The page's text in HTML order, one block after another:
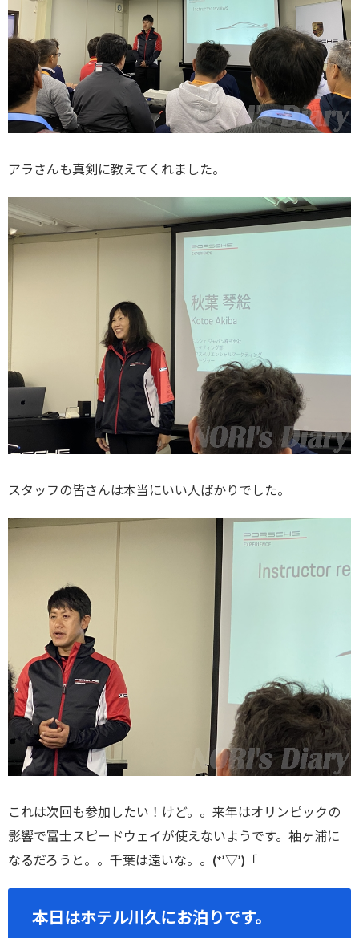
アラさんも真剣に教えてくれました。
スタッフの皆さんは本当にいい人ばかりでした。
これは次回も参加したい！けど。。来年はオリンピックの
影響で富士スピードウェイが使えないようです。袖ヶ浦に
なるだろうと。。千葉は遠いな。。(*’▽’)「
本日はホテル川久にお泊りです。